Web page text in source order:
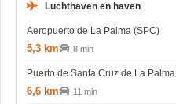
Luchthaven en haven
Aeropuerto de La Palma (SPC)
5,3 km 8 min
Puerto de Santa Cruz de La Palma
6,6 km 11 min